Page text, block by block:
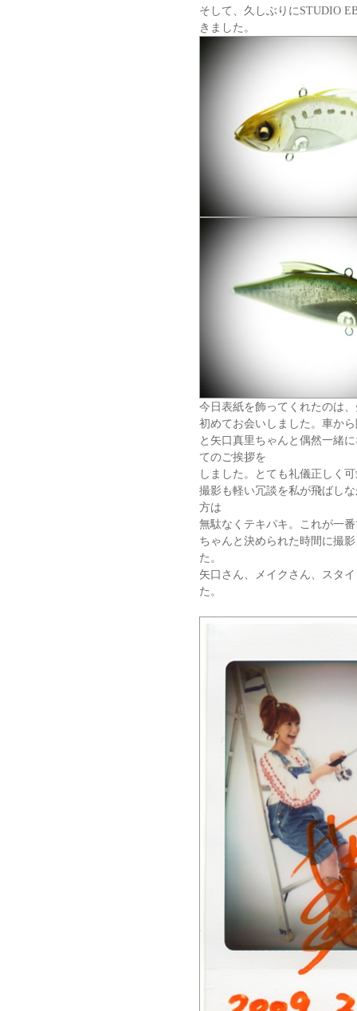
そして、久しぶりにSTUDIO
きました。
今日表紙を飾ってくれたのは
初めてお会いしました。車か
と矢口真里ちゃんと偶然一緒
てのご挨拶を
しました。とても礼儀正しく
撮影も軽い冗談を私が飛ばし
方は
無駄なくテキパキ。これが一
ちゃんと決められた時間に撮
た。
矢口さん、メイクさん、スタ
た。